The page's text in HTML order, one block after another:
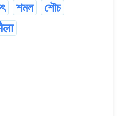
শমল শৌচ